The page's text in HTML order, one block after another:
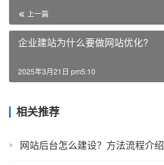
上一篇
企业建站为什么要做网站优化?
2025年3月21日 pm5:10
相关推荐
网站后台怎么建设？方法流程介绍